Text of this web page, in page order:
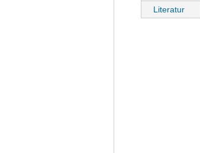
Literatur